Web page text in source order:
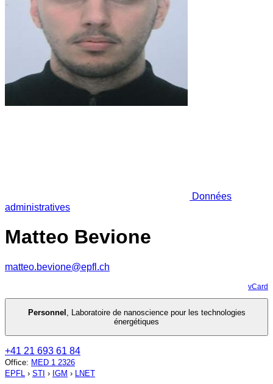
Données
administratives
Matteo Bevione
matteo.bevione@epfl.ch
vCard
Personnel , Laboratoire de nanoscience pour les technologies
énergétiques
+41 21 693 61 84
Office: MED 1 2326
EPFL › STI › IGM › LNET